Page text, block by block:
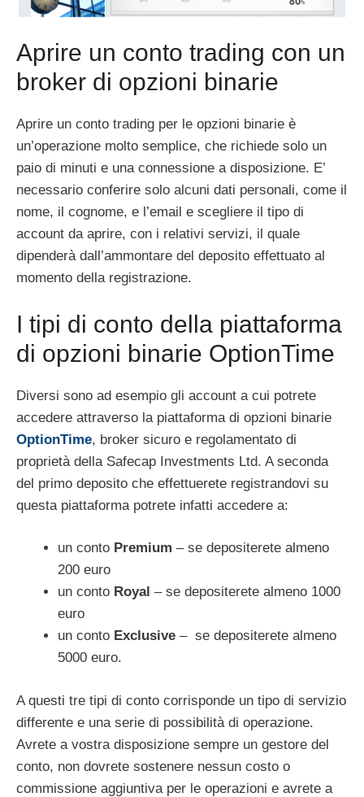
Aprire un conto trading con un
broker di opzioni binarie
Aprire un conto trading per le opzioni binarie è
un’operazione molto semplice, che richiede solo un
paio di minuti e una connessione a disposizione. E’
necessario conferire solo alcuni dati personali, come il
nome, il cognome, e l’email e scegliere il tipo di
account da aprire, con i relativi servizi, il quale
dipenderà dall’ammontare del deposito effettuato al
momento della registrazione.
I tipi di conto della piattaforma
di opzioni binarie OptionTime
Diversi sono ad esempio gli account a cui potrete
accedere attraverso la piattaforma di opzioni binarie
OptionTime, broker sicuro e regolamentato di
proprietà della Safecap Investments Ltd. A seconda
del primo deposito che effettuerete registrandovi su
questa piattaforma potrete infatti accedere a:
un conto Premium – se depositerete almeno
200 euro
un conto Royal – se depositerete almeno 1000
euro
un conto Exclusive – se depositerete almeno
5000 euro.
A questi tre tipi di conto corrisponde un tipo di servizio
differente e una serie di possibilità di operazione.
Avrete a vostra disposizione sempre un gestore del
conto, non dovrete sostenere nessun costo o
commissione aggiuntiva per le operazioni e avrete a